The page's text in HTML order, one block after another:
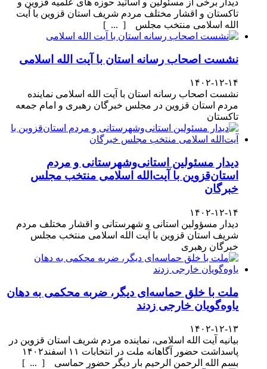
دیدار برخی از مسئولین و اساتید حوزه های علمیه قزوین و
تاکستان و اقشار مختلف مردم شریف استان قزوین با آیت
الله اسلامی منتخب مجلس [ ... ]
نشست اصحاب رسانه استان با آیت الله اسلامی
۱۴۰۲-۱۲-۱۴
نشست اصحاب رسانه استان با آیت الله اسلامی نماینده
مردم استان قزوین در مجلس خبرگان رهبری و امام جمعه
تاکستان
دیدار مسئولین استانی‌وشهرستانی و مردم‌
استان‌قزوین با آیت‌الله‌ اسلامی منتخب مجلس‌
خبرگان
۱۴۰۲-۱۲-۱۴
دیدار مسؤولین استانی و شهرستانی و اقشار مختلف مردم
شریف استان قزوین با آیت الله اسلامی منتخب مجلس
خبرگان رهبری
ملت با خلق حماسه‌ای دیگر، ضربه محکمی به دهان
یاوه‌گویان خارجی زدند
۱۴۰۲-۱۲-۱۳
بیانیه آیت الله اسلامی، نماینده مردم شریف استان قزوین در
پاسداشت حضور آگاهانه ملت در انتخابات ۱۱ اسفند۱۴۰۲
بسم الله الرحمن الرحیم بار دیگر حضور حماسی [ ... ]